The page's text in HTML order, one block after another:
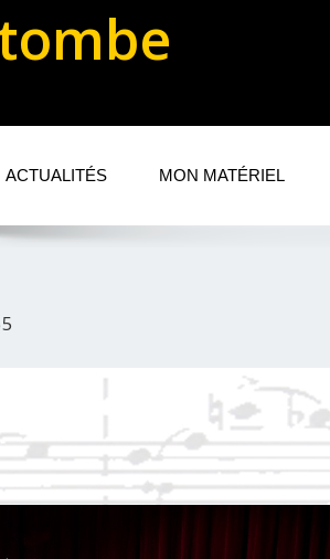
ACTUALITÉS MON MATÉRIEL